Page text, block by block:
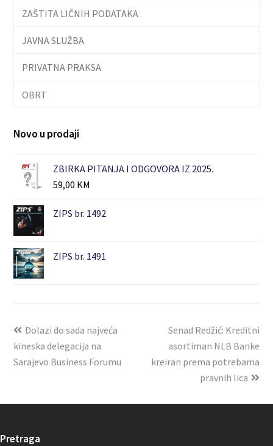
ZAŠTITA LIČNIH PODATAKA
JAVNA SLUŽBA
PRIVATNA PRAKSA
OBRT
Novo u prodaji
ZBIRKA PITANJA I ODGOVORA IZ 2025.
59,00 KM
ZIPS br. 1492
ZIPS br. 1491
Dolazi do sada najveća
kineska delegacija na
Sarajevo Business Forumu
Senad Redžić: Kreditni
asortiman NLB Banke
kreiran prema potrebama
pravnih lica
Pretraga